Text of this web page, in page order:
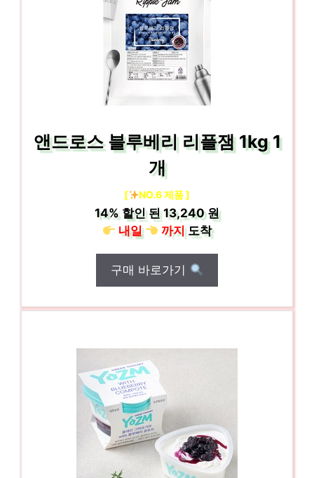
앤드로스 블루베리 리플잼 1kg 1
개
[ NO.6 제품 ]
14%할인 된13,240 원
내일
까지도착
구매 바로가기